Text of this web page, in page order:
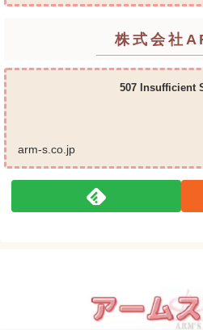
株式会社
507 Insufficient
arm-s.co.jp